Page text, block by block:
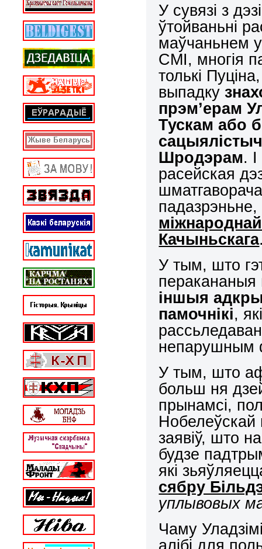
У сувязі з
ўтойваньні
маўчаньнем
СМІ, многія
толькі
выпадку
прэм’ерам
Тускам або
Шродэрам.
расейская
Качыньскага
У тым, што
перакананыя
іншыя
памочнікі,
непарушным
У тым, што
больш ня
прынамсі,
Нобелеўскай
заявіў, што
будзе
які
сябру
уплывовых
Чаму
алібі для